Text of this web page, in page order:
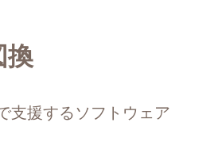
換
支援するソフトウェア